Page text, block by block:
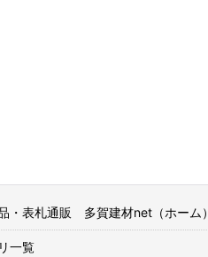
・表札通販 多賀建材net（ホーム）
一覧